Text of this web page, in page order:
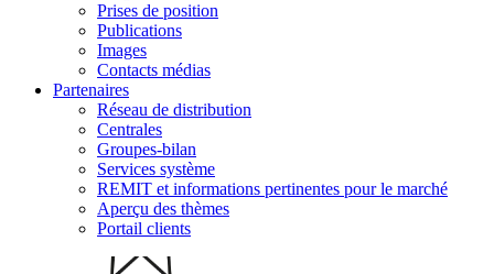
Prises de position
Publications
Images
Contacts médias
Partenaires
Réseau de distribution
Centrales
Groupes-bilan
Services système
REMIT et informations pertinentes pour le marché
Aperçu des thèmes
Portail clients